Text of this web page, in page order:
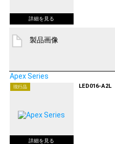
製品画像
Apex Series
現行品 LED016-A2L